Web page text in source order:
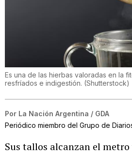
Es una de las hierbas valoradas en la
resfríados e indigestión. (Shutterstock)
Por La Nación Argentina / GDA
Periódico miembro del Grupo de
Sus tallos alcanzan el